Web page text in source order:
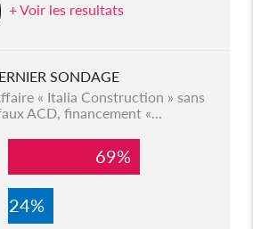
+ Voir les resultats
SONDAGE
« Italia Construction » sans
ACD, financement «...
69%
24%